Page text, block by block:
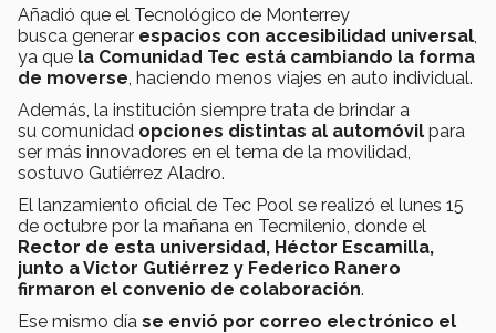
Añadió que el Tecnológico de Monterrey
busca generar espacios con accesibilidad universal,
ya que la Comunidad Tec está cambiando la forma
de moverse, haciendo menos viajes en auto individual.
Además, la institución siempre trata de brindar a
su comunidad opciones distintas al automóvil para
ser más innovadores en el tema de la movilidad,
sostuvo Gutiérrez Aladro.
El lanzamiento oficial de Tec Pool se realizó el lunes 15
de octubre por la mañana en Tecmilenio, donde el
Rector de esta universidad, Héctor Escamilla,
junto a Victor Gutiérrez y Federico Ranero
firmaron el convenio de colaboración.
Ese mismo día se envió por correo electrónico el